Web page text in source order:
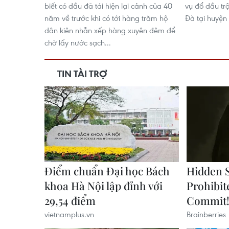
biết có dầu đã tái hiện lại cảnh của 40
năm về trước khi có tới hàng trăm hộ
dân kiên nhẫn xếp hàng xuyên đêm để
chờ lấy nước sạch...
vụ đổ dầu
Đà tại huyện